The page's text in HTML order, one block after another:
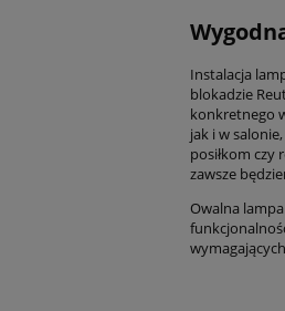
Instalacja
blokadzie
konkretnego
jak i w
posiłkom czy
zawsze
Owalna